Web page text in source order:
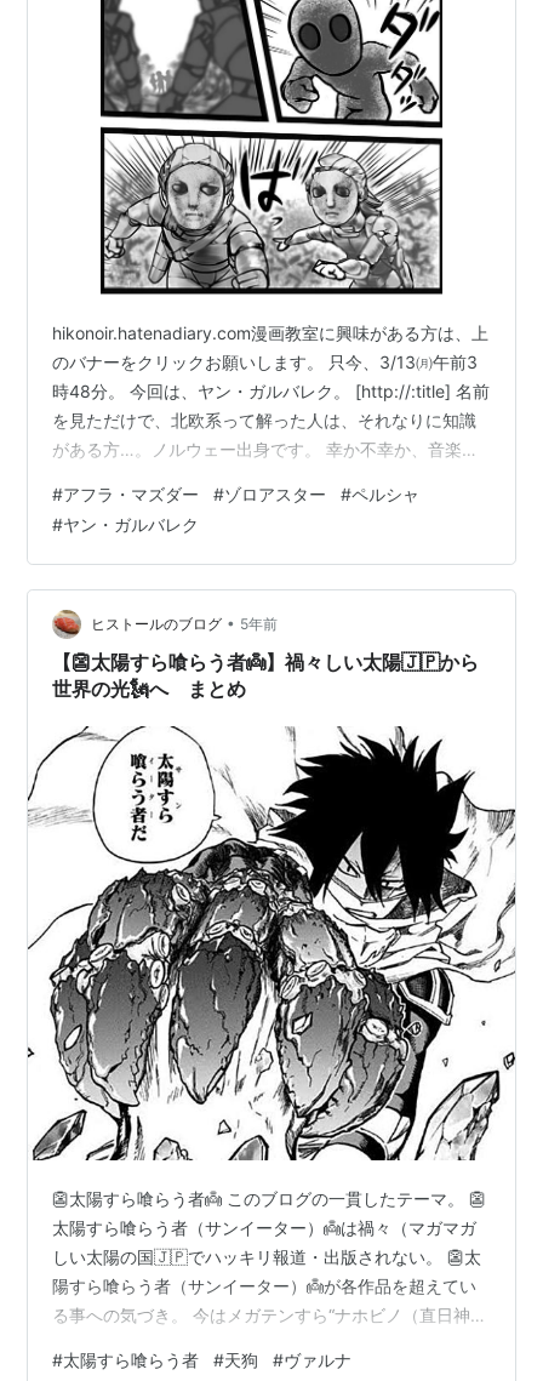
hikonoir.hatenadiary.com漫画教室に興味がある方は、上
のバナーをクリックお願いします。 只今、3/13㈪午前3
時48分。 今回は、ヤン・ガルバレク。 [http://:title] 名前
を見ただけで、北欧系って解った人は、それなりに知識
がある方…。ノルウェー出身です。 幸か不幸か、音楽業
てあります。ミュージシャンにとっては保護され、大事
にされているとも…、逆にミュージシャンの自由になら
ない、販売、活動が制限される…といったことも。 これ
は、小説、映画、漫画にも一部あてはまります。 何故こ
んなことを言うのかって…、このヤン・…
#アフラ・マズダー #ゾロアスター #ペルシャ
#ヤン・ガルバレク
ヒストールのブログ • 5年前
【👺太陽すら喰らう者👼】禍々しい太陽🇯🇵から
世界の光🗽へ まとめ
👺太陽すら喰らう者👼 このブログの一貫したテーマ。 👺
太陽すら喰らう者（サンイーター）👼は禍々（マガマガ
しい太陽の国🇯🇵でハッキリ報道・出版されない。 👺太
陽すら喰らう者（サンイーター）👼が各作品を超えてい
る事への気づき。 今はメガテンすら“ナホビノ（直日神
直すカミ）”と“主神な太陽神は魔王で怪鳥”を描く時代。
#太陽すら喰らう者 #天狗 #ヴァルナ